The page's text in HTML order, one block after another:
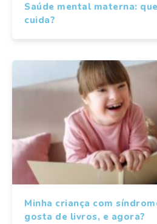
Saúde mental materna:
cuida?
Minha criança com
gosta de livros, e agora?